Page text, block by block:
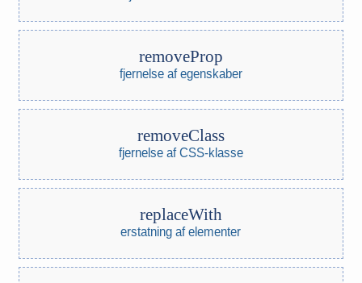
removeProp
fjernelse af egenskaber
removeClass
fjernelse af CSS-klasse
replaceWith
erstatning af elementer